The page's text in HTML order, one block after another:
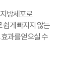
방세포로
쉽게 빠지지 않는
과를 얻으실 수